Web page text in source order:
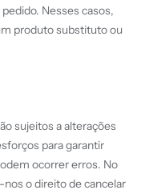
Nesses casos,
produto substituto ou
sujeitos a alterações
para garantir
ocorrer erros. No
o direito de cancelar